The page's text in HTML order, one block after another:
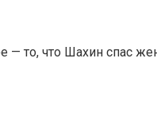
— то, что Шахин спас